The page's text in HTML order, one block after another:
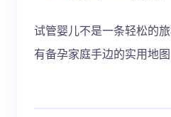
试管婴儿不是一条轻松的
有备孕家庭手边的实用地